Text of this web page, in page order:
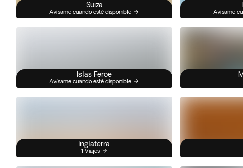
Suiza
Avísame cuando esté disponible Avísame
Islas Feroe
Avísame cuando esté disponible
Inglaterra
1 Viajes